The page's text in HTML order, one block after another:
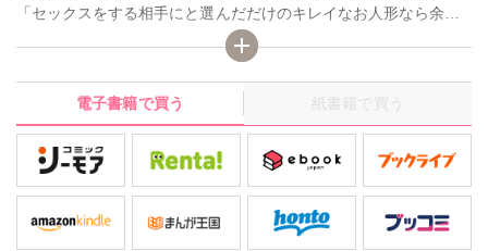
「セックスをする相手にと選んだだけのキレイなお人形なら余計
な物をいわず賢い方がイイ」学校創設以来の秀才と呼ばれなが
ら、いつも授業をサボり、学校の屋上や空き教室で後輩の男たち
とのセックスに耽る崎山。それは肉欲を解消するためだけの遊
び。たとえ彼らが自分を取り合いトラブルになっても、崎山のド
ライな感情は変わらない。しかし、自分が部長を務める卓球部の
新入部員に、部室で手を出さそうとしたところ思わぬ反撃にあ
い、かつて自分が死ぬほど愛した人を壊してしまった記憶がフラ
ッシュバックし―?
電子書籍で買う 紙書籍で買う